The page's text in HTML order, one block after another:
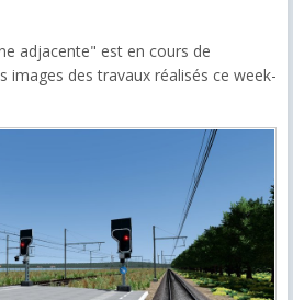
adjacente" est en cours de
images des travaux réalisés ce week-